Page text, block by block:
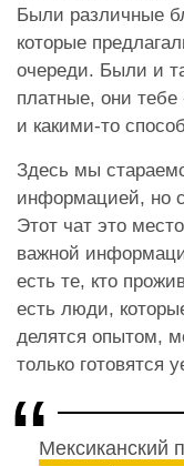
Были различные
которые
очереди. Были и
платные, они тебе
и какими-то
Здесь мы
информацией, но
Этот чат это
важной
есть те, кто
есть люди,
делятся опытом,
только готовятся
Мексиканский